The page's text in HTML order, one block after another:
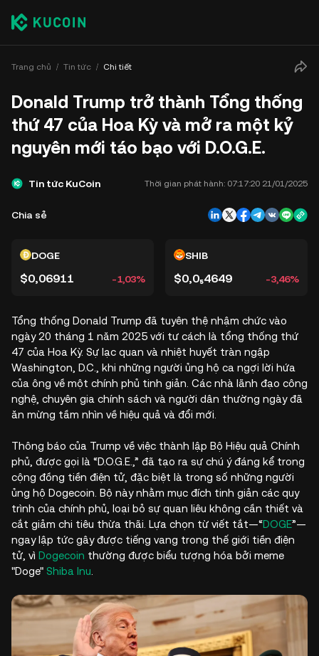
Trang chủ Tin tức Chi tiết
Donald Trump trở thành Tổng thống
thứ 47 của Hoa Kỳ và mở ra một kỷ
nguyên mới táo bạo với D.O.G.E.
Tin tức KuCoin Thời gian phát hành: 07:17:20 21/01/2025
Chia sẻ
DOGE
$0,06911 -1,03%
SHIB
$0,0₅4649 -3,46%
Tổng thống Donald Trump đã tuyên thệ nhậm chức vào
ngày 20 tháng 1 năm 2025 với tư cách là tổng thống thứ
47 của Hoa Kỳ. Sự lạc quan và nhiệt huyết tràn ngập
Washington, D.C., khi những người ủng hộ ca ngợi lời hứa
của ông về một chính phủ tinh giản. Các nhà lãnh đạo công
nghệ, chuyên gia chính sách và người dân thường ngày đã
ăn mừng tầm nhìn về hiệu quả và đổi mới.
Thông báo của Trump về việc thành lập Bộ Hiệu quả Chính
phủ, được gọi là “D.O.G.E.,” đã tạo ra sự chú ý đáng kể trong
cộng đồng tiền điện tử, đặc biệt là trong số những người
ủng hộ Dogecoin. Bộ này nhằm mục đích tinh giản các quy
trình của chính phủ, loại bỏ sự quan liêu không cần thiết và
cắt giảm chi tiêu thừa thãi. Lựa chọn từ viết tắt—“DOGE”—
ngay lập tức gây được tiếng vang trong thế giới tiền điện
tử, vì Dogecoin thường được biểu tượng hóa bởi meme
"Doge" Shiba Inu